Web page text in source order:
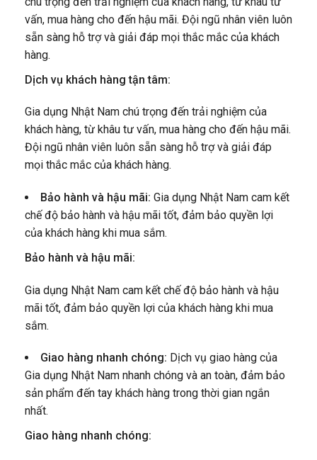
vấn, mua hàng cho đến hậu mãi. Đội ngũ nhân viên luôn
sẵn sàng hỗ trợ và giải đáp mọi thắc mắc của khách
hàng.
Dịch vụ khách hàng tận tâm:
Gia dụng Nhật Nam chú trọng đến trải nghiệm của
khách hàng, từ khâu tư vấn, mua hàng cho đến hậu mãi.
Đội ngũ nhân viên luôn sẵn sàng hỗ trợ và giải đáp
mọi thắc mắc của khách hàng.
Bảo hành và hậu mãi: Gia dụng Nhật Nam cam kết
chế độ bảo hành và hậu mãi tốt, đảm bảo quyền lợi
của khách hàng khi mua sắm.
Bảo hành và hậu mãi:
Gia dụng Nhật Nam cam kết chế độ bảo hành và hậu
mãi tốt, đảm bảo quyền lợi của khách hàng khi mua
sắm.
Giao hàng nhanh chóng: Dịch vụ giao hàng của
Gia dụng Nhật Nam nhanh chóng và an toàn, đảm bảo
sản phẩm đến tay khách hàng trong thời gian ngắn
nhất.
Giao hàng nhanh chóng: